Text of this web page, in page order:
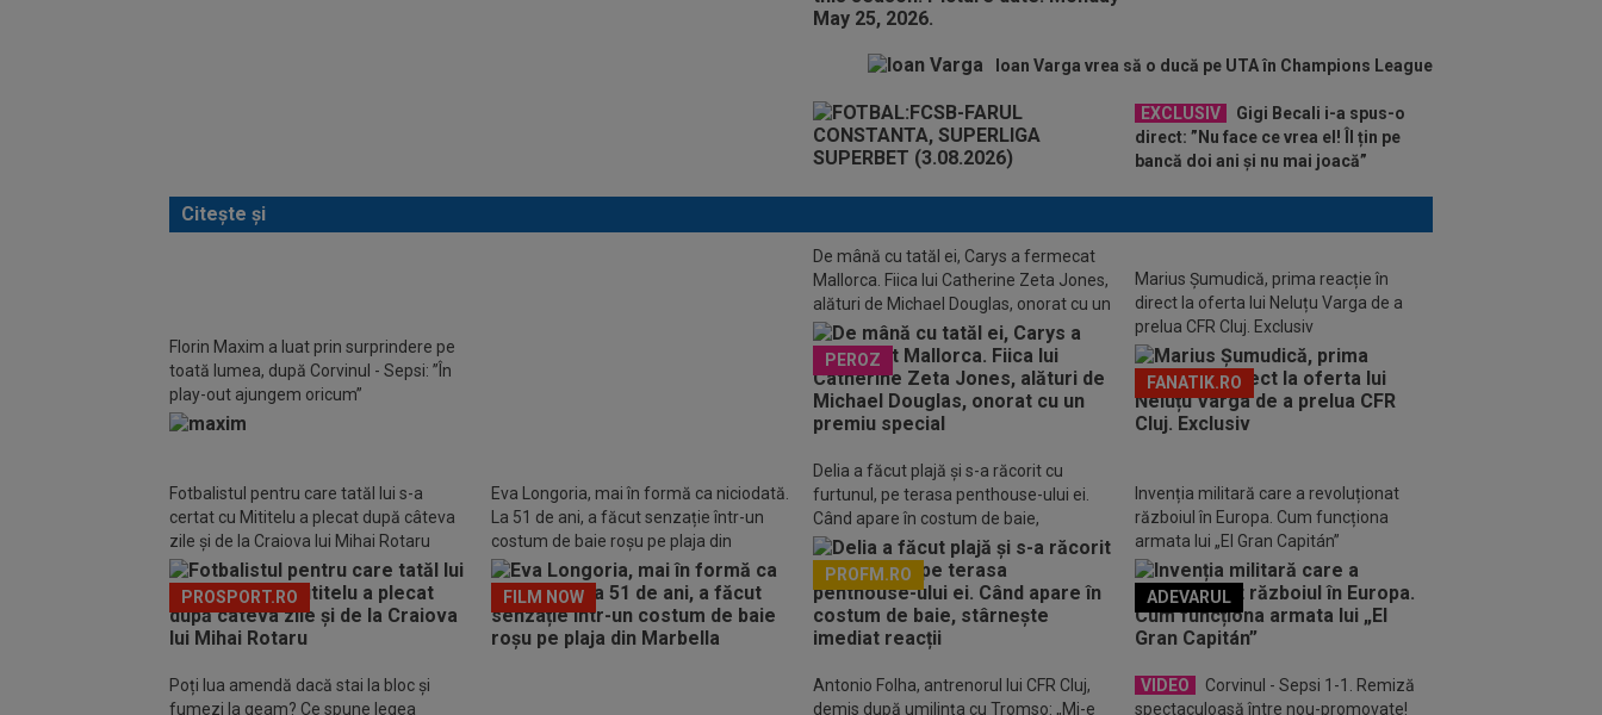
Ioan Varga vrea să o ducă pe UTA în Champions League
EXCLUSIV
Gigi Becali i-a spus-o
direct: ”Nu face ce vrea el! Îl țin pe
bancă doi ani și nu mai joacă”
Citește și
Florin Maxim a luat prin surprindere pe
toată lumea, după Corvinul - Sepsi: ”În
play-out ajungem oricum”
De mână cu tatăl ei, Carys a fermecat
Mallorca. Fiica lui Catherine Zeta Jones,
alături de Michael Douglas, onorat cu un
premiu special
PEROZ
Marius Șumudică, prima reacție în
direct la oferta lui Neluțu Varga de a
prelua CFR Cluj. Exclusiv
FANATIK.RO
Fotbalistul pentru care tatăl lui s-a
certat cu Mititelu a plecat după câteva
zile și de la Craiova lui Mihai Rotaru
PROSPORT.RO
Eva Longoria, mai în formă ca niciodată.
La 51 de ani, a făcut senzație într-un
costum de baie roșu pe plaja din
Marbella
FILM NOW
Delia a făcut plajă și s-a răcorit cu
furtunul, pe terasa penthouse-ului ei.
Când apare în costum de baie,
stârnește imediat reacții
PROFM.RO
Invenția militară care a revoluționat
războiul în Europa. Cum funcționa
armata lui „El Gran Capitán”
ADEVARUL
Poți lua amendă dacă stai la bloc și
fumezi la geam? Ce spune legea
Antonio Folha, antrenorul lui CFR Cluj,
demis după umilința cu Tromso: „Mi-e
VIDEO
Corvinul - Sepsi 1-1. Remiză
spectaculoasă între nou-promovate!